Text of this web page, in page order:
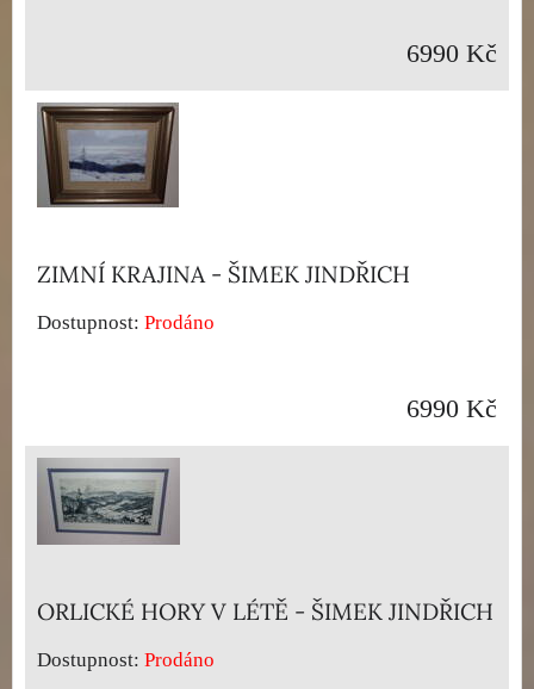
6990 Kč
ZIMNÍ KRAJINA - ŠIMEK JINDŘICH
Dostupnost: Prodáno
6990 Kč
ORLICKÉ HORY V LÉTĚ - ŠIMEK JINDŘICH
Dostupnost: Prodáno